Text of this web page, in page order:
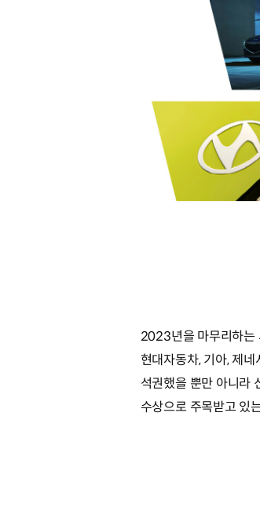
2023년을 마무리하는
현대자동차, 기아, 제
석권했을 뿐만 아니라
수상으로 주목받고 있